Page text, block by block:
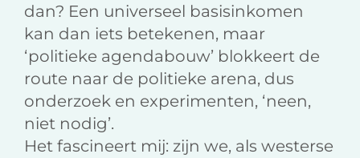
dan? Een universeel basisinkomen
kan dan iets betekenen, maar
‘politieke agendabouw’ blokkeert de
route naar de politieke arena, dus
onderzoek en experimenten, ‘neen,
niet nodig’.
Het fascineert mij: zijn we, als westerse